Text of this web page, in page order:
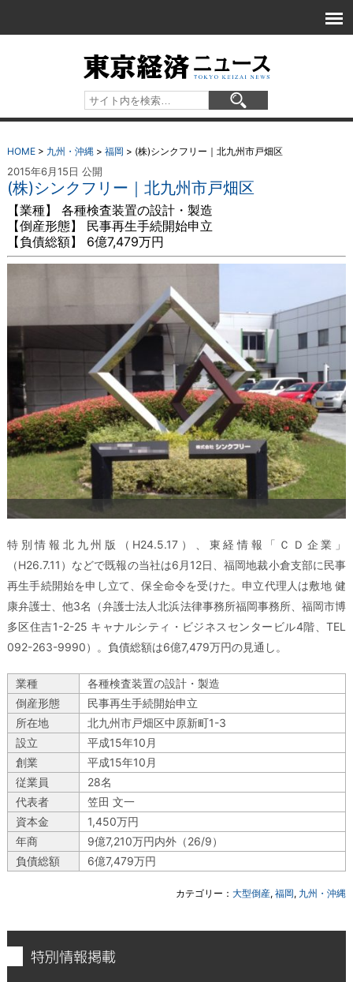
HOME> 九州・沖縄> 福岡 > (株)シンクフリー｜北九州市戸畑区
2015年6月15日 公開
(株)シンクフリー｜北九州市戸畑区
【業種】 各種検査装置の設計・製造
【倒産形態】 民事再生手続開始申立
【負債総額】 6億7,479万円
特別情報北九州版（H24.5.17）、東経情報「ＣＤ企業」
（H26.7.11）などで既報の当社は6月12日、福岡地裁小倉支部に民事
再生手続開始を申し立て、保全命令を受けた。申立代理人は敷地 健
康弁護士、他3名（弁護士法人北浜法律事務所福岡事務所、福岡市博
多区住吉1-2-25 キャナルシティ・ビジネスセンタービル4階、TEL
092-263-9990）。負債総額は6億7,479万円の見通し。
業種
各種検査装置の設計・製造
倒産形態
民事再生手続開始申立
所在地
北九州市戸畑区中原新町1-3
設立
平成15年10月
創業
平成15年10月
従業員
28名
代表者
笠田 文一
資本金
1,450万円
年商
9億7,210万円内外（26/9）
負債総額
6億7,479万円
カテゴリー：大型倒産,福岡, 九州・沖縄